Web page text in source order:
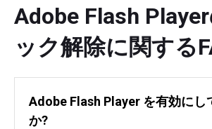
Adobe Flash
ック解除に関する
Adobe Flash Player を有効にし
か?